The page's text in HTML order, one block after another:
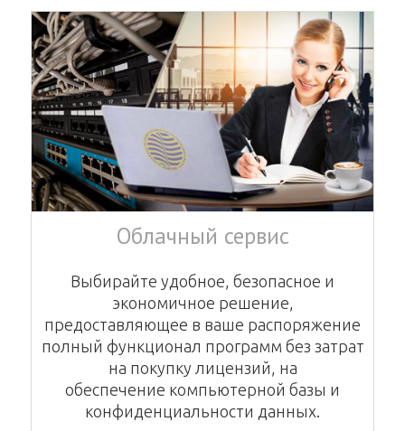
Облачный сервис
Выбирайте удобное, безопасное и
экономичное решение,
предоставляющее в ваше распоряжение
полный функционал программ без затрат
на покупку лицензий, на
обеспечение компьютерной базы и
конфиденциальности данных.